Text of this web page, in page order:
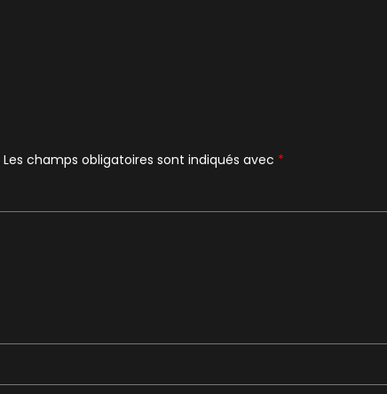
Les champs obligatoires sont indiqués avec *